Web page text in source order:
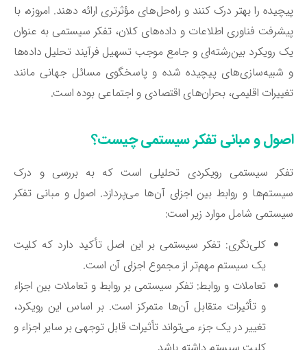
را بهتر درک کنند و راه‌حل‌های مؤثرتری ارائه دهند. امروزه، با
فناوری اطلاعات و داده‌های کلان، تفکر سیستمی به عنوان
رویکرد بین‌رشته‌ای و جامع موجب تسهیل فرآیند تحلیل داده‌ها
شبیه‌سازی‌های پیچیده شده و پاسخگوی مسائل جهانی مانند
اقلیمی، بحران‌های اقتصادی و اجتماعی بوده است.
و مبانی تفکر سیستمی چیست؟
سیستمی رویکردی تحلیلی است که به بررسی و درک
و روابط بین اجزای آن‌ها می‌پردازد. اصول و مبانی تفکر
شامل موارد زیر است:
کلی‌نگری: تفکر سیستمی بر این اصل تأکید دارد که کلیت
یک سیستم مهم‌تر از مجموع اجزای آن است.
تعاملات و روابط: تفکر سیستمی بر روابط و تعاملات بین اجزاء
و تأثیرات متقابل آن‌ها متمرکز است. بر اساس این رویکرد،
تغییر در یک جزء می‌تواند تأثیرات قابل توجهی بر سایر اجزاء و